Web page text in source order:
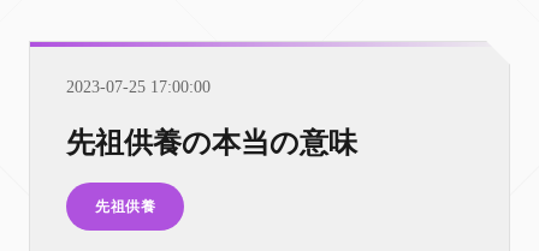
2023-07-25 17:00:00
先祖供養の本当の意味
先祖供養